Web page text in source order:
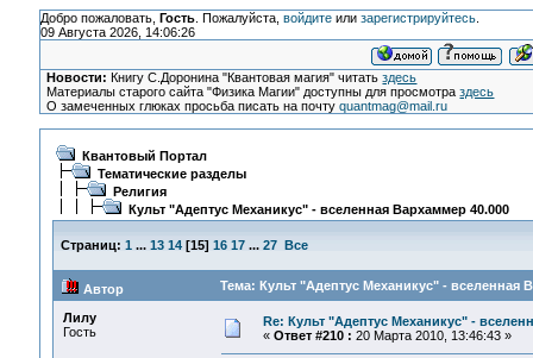
Добро пожаловать, Гость. Пожалуйста, войдитеили зарегистрируйтесь.
09 Августа 2026, 14:06:26
Новости: Книгу С.Доронина "Квантовая магия" читатьздесь
Материалы старого сайта "Физика Магии" доступны для просмотраздесь
О замеченных глюках просьба писать на почтуquantmag@mail.ru
Квантовый Портал
Тематические разделы
Религия
Культ "Адептус Механикус" - вселенная Вархаммер 40.000
Страниц: 1 ... 13 14[15] 16 17 ... 27 Все
Автор Тема: Культ "Адептус Механикус" - вселенная
Лилу
Гость
Re: Культ "Адептус Механикус" -
« Ответ #210 : 20 Марта 2010, 13:46:43 »